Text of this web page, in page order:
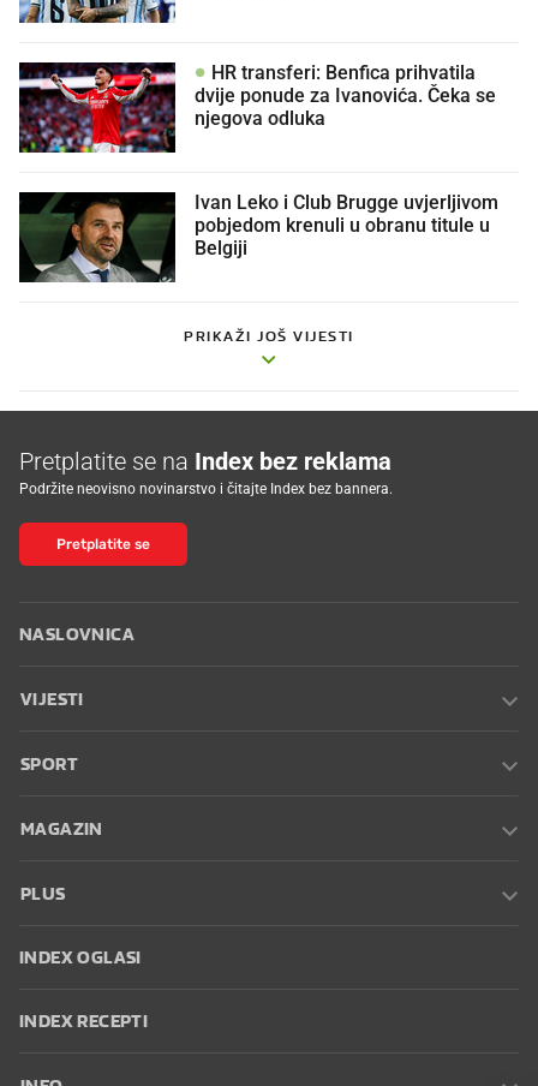
HR transferi: Benfica prihvatila
dvije ponude za Ivanovića. Čeka se
njegova odluka
Ivan Leko i Club Brugge uvjerljivom
pobjedom krenuli u obranu titule u
Belgiji
PRIKAŽI JOŠ VIJESTI
Pretplatite se na Index bez reklama
Podržite neovisno novinarstvo i čitajte Index bez bannera.
Pretplatite se
NASLOVNICA
VIJESTI
SPORT
MAGAZIN
PLUS
INDEX OGLASI
INDEX RECEPTI